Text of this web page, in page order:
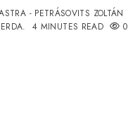
- PETRÁSOVITS ZOLTÁN
4 MINUTES READ 0